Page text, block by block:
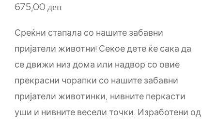
675,00ден
Среќни стапала со нашите забавни
пријатели животни! Секое дете ќе сака да
се движи низ дома или надвор со овие
прекрасни чорапки со нашите забавни
пријатели животинки, нивните перкасти
уши и нивните весели точки. Изработени од